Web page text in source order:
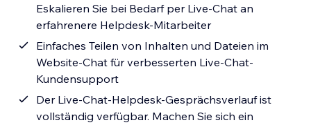
Eskalieren Sie bei Bedarf per Live-Chat an
erfahrenere Helpdesk-Mitarbeiter
Einfaches Teilen von Inhalten und Dateien im
Website-Chat für verbesserten Live-Chat-
Kundensupport
Der Live-Chat-Helpdesk-Gesprächsverlauf ist
vollständig verfügbar. Machen Sie sich ein